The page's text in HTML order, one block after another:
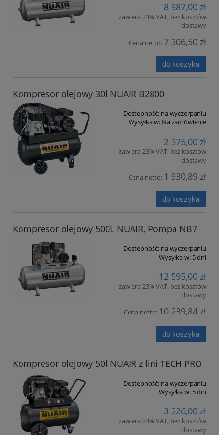
8 987,00 zł
zawiera 23% VAT, bez kosztów
dostawy
Cena netto: 7 306,50 zł
do koszyka
Kompresor olejowy 30l NUAIR B2800
Dostępność: na wyczerpaniu
Wysyłka w: Na zamówienie
2 375,00 zł
zawiera 23% VAT, bez kosztów
dostawy
Cena netto: 1 930,89 zł
do koszyka
Kompresor olejowy 500L NUAIR, Pompa NB7
Dostępność: na wyczerpaniu
Wysyłka w: 5 dni
12 595,00 zł
zawiera 23% VAT, bez kosztów
dostawy
Cena netto: 10 239,84 zł
do koszyka
Kompresor olejowy 50l NUAIR z lini TECH PRO
Dostępność: na wyczerpaniu
Wysyłka w: 5 dni
3 326,00 zł
zawiera 23% VAT, bez kosztów
dostawy